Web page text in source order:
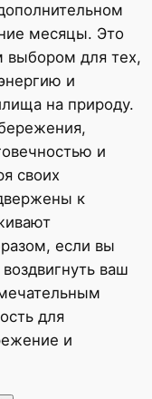
месяцы. Это
выбором для тех,
и
на природу.
и
своих
к
если вы
ваш
для
и